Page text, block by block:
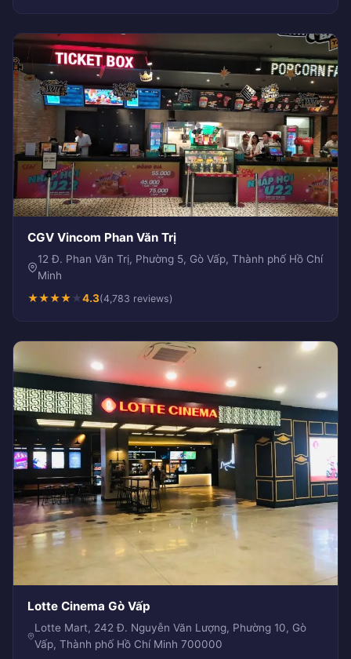
CGV Vincom Phan Văn Trị
12 Đ. Phan Văn Trị, Phường 5, Gò Vấp, Thành phố Hồ Chí
Minh
★★★★★4.3(4,783 reviews)
Lotte Cinema Gò Vấp
Lotte Mart, 242 Đ. Nguyễn Văn Lượng, Phường 10, Gò
Vấp, Thành phố Hồ Chí Minh 700000